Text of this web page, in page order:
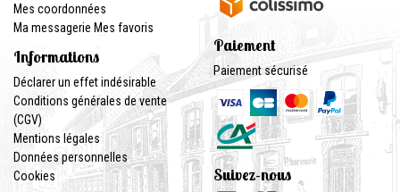
Mes coordonnées
Ma messagerie Mes favoris
Informations
Déclarer un effet indésirable
Conditions générales de vente
(CGV)
Mentions légales
Données personnelles
Cookies
Paiement
Paiement sécurisé
Suivez-nous